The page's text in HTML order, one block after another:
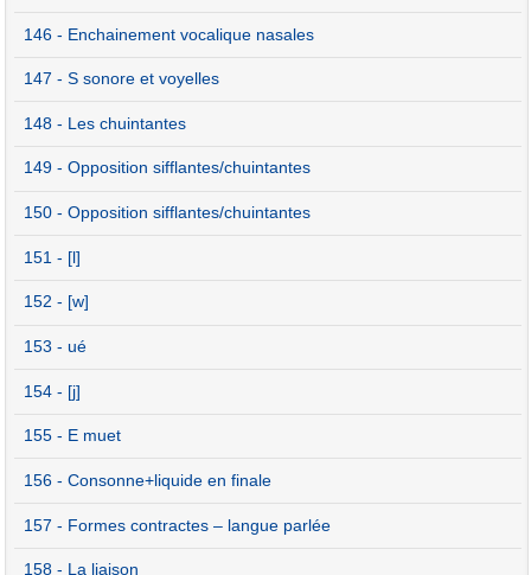
146 - Enchainement vocalique nasales
147 - S sonore et voyelles
148 - Les chuintantes
149 - Opposition sifflantes/chuintantes
150 - Opposition sifflantes/chuintantes
151 - [l]
152 - [w]
153 - ué
154 - [j]
155 - E muet
156 - Consonne+liquide en finale
157 - Formes contractes – langue parlée
158 - La liaison